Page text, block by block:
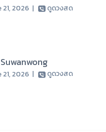
21, 2026 | ดูดวงสด
21, 2026 | ดูดวงสด